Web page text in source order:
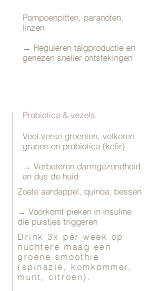
Pompoenpitten, paranoten,
linzen
→ Reguleren talgproductie en
genezen sneller ontstekingen
Probiotica & vezels
Veel verse groenten, volkoren
granen en probiotica (kefir)
→ Verbeteren darmgezondheid
en dus de huid
Zoete aardappel, quinoa, bessen
→ Voorkomt pieken in insuline
die puistjes triggeren
Drink 3x per week op
nuchtere maag een
groene smoothie
(spinazie, komkommer,
munt, citroen).